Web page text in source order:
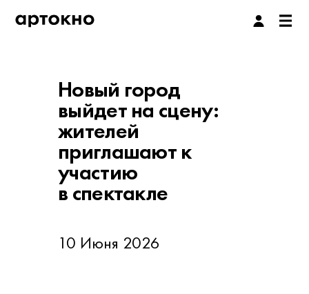
Новый город
выйдет на сцену:
жителей
приглашают к
участию
в спектакле
10 Июня 2026